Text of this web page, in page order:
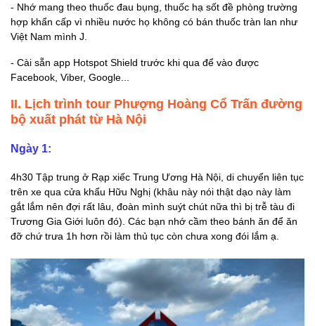
- Nhớ mang theo thuốc đau bụng, thuốc hạ sốt đề phòng trường
hợp khẩn cấp vì nhiều nước họ không có bán thuốc tràn lan như
Việt Nam mình J.
- Cài sẵn app Hotspot Shield trước khi qua để vào được
Facebook, Viber, Google...
II. Lịch trình tour Phượng Hoàng Cổ Trấn đường
bộ xuất phát từ Hà Nội
Ngày 1:
4h30 Tập trung ở Rạp xiếc Trung Ương Hà Nội, di chuyển liên tục
trên xe qua cửa khẩu Hữu Nghị (khâu này nói thật dạo này làm
gắt lắm nên đợi rất lâu, đoàn mình suýt chút nữa thì bị trễ tàu đi
Trương Gia Giới luôn đó). Các bạn nhớ cầm theo bánh ăn để ăn
đỡ chứ trưa 1h hơn rồi làm thủ tục còn chưa xong đói lắm ạ.